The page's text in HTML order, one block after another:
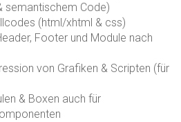
semantischem Code)
(html/xhtml & css)
Footer und Module nach
von Grafiken & Scripten (für
& Boxen auch für